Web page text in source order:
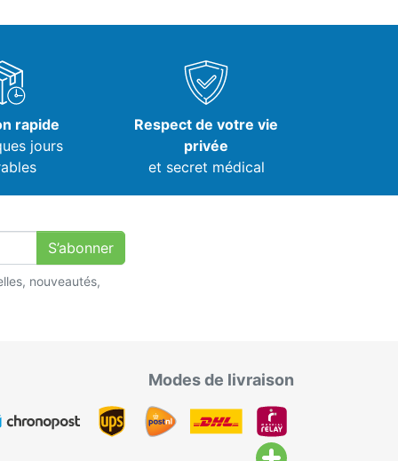
rapide
jours
Respect de votre vie
privée
et secret médical
S’abonner
nouveautés,
Modes de livraison